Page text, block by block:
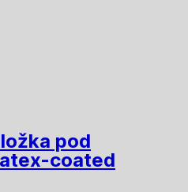
pod
coated